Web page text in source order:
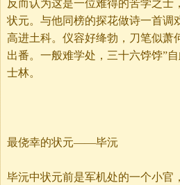
反而认为这是一位难得的苦学之士
状元。与他同榜的探花做诗一首调
高进土科。仪容好绛勃，刀笔似萧
出番。一般难学处，三十六饽饽”
士林。
最侥幸的状元——毕沅
毕沅中状元前是军机处的一个小官